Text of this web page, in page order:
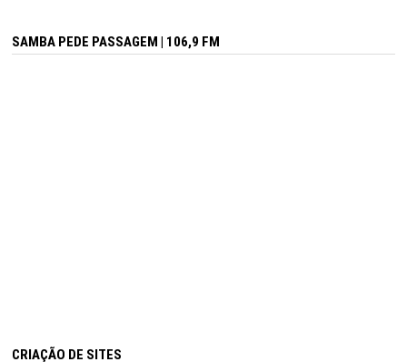
SAMBA PEDE PASSAGEM | 106,9 FM
CRIAÇÃO DE SITES